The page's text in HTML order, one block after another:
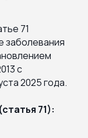
71
заболевания
с
2025 года.
71):